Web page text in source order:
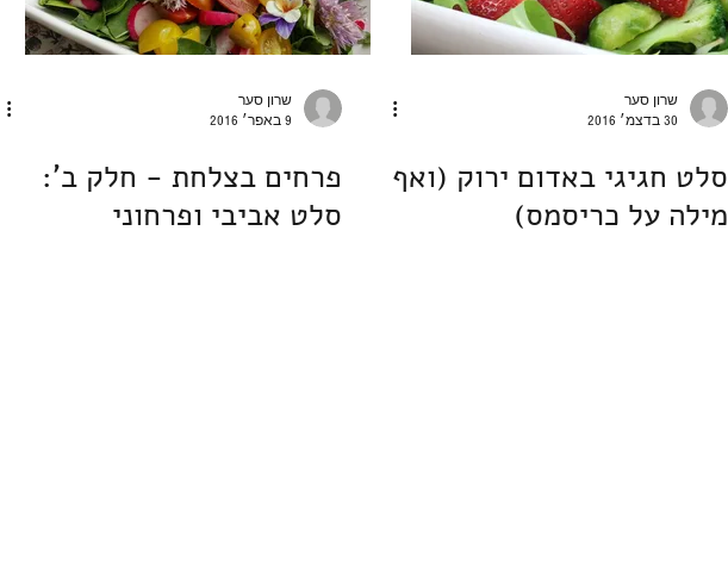
שרון סער
30 בדצמ׳ 2016
סלט חגיגי באדום ירוק (ואף
מילה על כריסמס)
שרון סער
9 באפר׳ 2016
פרחים בצלחת - חלק ב':
סלט אביבי ופרחוני